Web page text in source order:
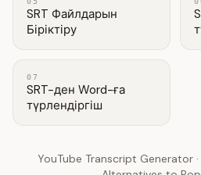
SRT Файлдарын
Біріктіру
07
SRT-ден Word-ға
түрлендіргіш
YouTube Transcript Generator·